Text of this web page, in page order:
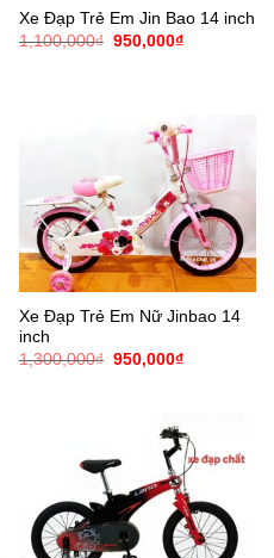
Xe Đạp Trẻ Em Jin Bao 14 inch
1,100,000₫ Giá
950,000₫Giá
Xe Đạp Trẻ Em Nữ Jinbao 14
inch
1,300,000₫ Giá
950,000₫Giá